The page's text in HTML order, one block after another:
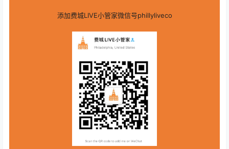
添加费城LIVE小管家微信号phillyliveco